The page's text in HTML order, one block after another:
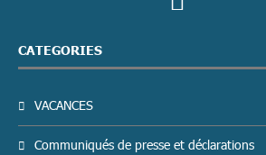
CATEGORIES
VACANCES
Communiqués de presse et déclarations